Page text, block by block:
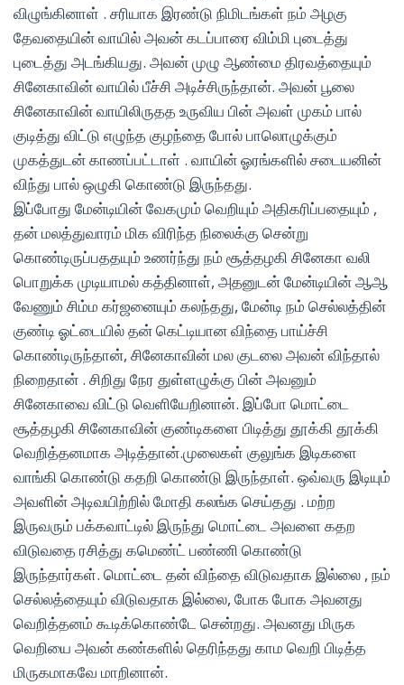
விழுங்கினாள் . சரியாக இரண்டு நிமிடங்கள் நம் அழகு
தேவதையின் வாயில் அவன் கடப்பாரை விம்மி புடைத்து
புடைத்து அடங்கியது. அவன் முழு ஆண்மை திரவத்தையும்
சினேகாவின் வாயில் பீச்சி அடிச்சிருந்தான். அவன் பூலை
சினேகாவின் வாயிலிருதத உருவிய பின் அவள் முகம் பால்
குடித்து விட்டு எழுந்த குழந்தை போல் பாலொழுக்கும்
முகத்துடன் காணப்பட்டாள் . வாயின் ஓரங்களில் சடையனின்
விந்து பால் ஒழுகி கொண்டு இருந்தது.
இப்போது மேன்டியின் வேகமும் வெறியும் அதிகரிப்பதையும் ,
தன் மலத்துவாரம் மிக விரிந்த நிலைக்கு சென்று
கொண்டிருப்பததயும் உணர்ந்து நம் சூத்தழகி சினேகா வலி
பொறுக்க முடியாமல் கத்தினாள், அதனுடன் மேன்டியின் ஆஆ
வேணும் சிம்ம கர்ஜனையும் கலந்தது, மேன்டி நம் செல்லத்தின்
குண்டி ஓட்டையில் தன் கெட்டியான விந்தை பாய்ச்சி
கொண்டிருந்தான், சினேகாவின் மல குடலை அவன் விந்தால்
நிறைதான் . சிறிது நேர துள்ளழுக்கு பின் அவனும்
சினேகாவை விட்டு வெளியேறினான். இப்போ மொட்டை
சூத்தழகி சினேகாவின் குண்டிகளை பிடித்து தூக்கி தூக்கி
வெறித்தனமாக அடித்தான்.முலைகள் குலுங்க இடிகளை
வாங்கி கொண்டு கதறி கொண்டு இருந்தாள். ஒவ்வரு இடியும்
அவளின் அடிவயிற்றில் மோதி கலங்க செய்தது . மற்ற
இருவரும் பக்கவாட்டில் இருந்து மொட்டை அவளை கதற
விடுவதை ரசித்து கமெண்ட் பண்ணி கொண்டு
இருந்தார்கள். மொட்டை தன் விந்தை விடுவதாக இல்லை , நம்
செல்லத்தையும் விடுவதாக இல்லை, போக போக அவனது
வெறித்தனம் கூடிக்கொண்டே சென்றது. அவனது மிருக
வெறியை அவன் கண்களில் தெரிந்தது காம வெறி பிடித்த
மிருகமாகவே மாறினான்.